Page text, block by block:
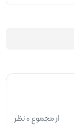
از مجموع 0 نظر